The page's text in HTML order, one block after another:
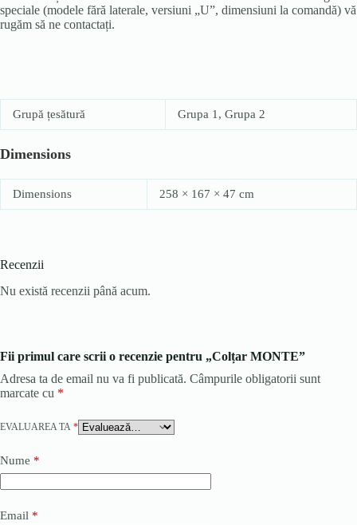
speciale (modele fără laterale, versiuni „U”, dimensiuni la comandă) vă
rugăm să ne contactați.
Grupă țesătură Grupa 1, Grupa 2
Dimensions
Dimensions 258 × 167 × 47 cm
Recenzii
Nu există recenzii până acum.
Fii primul care scrii o recenzie pentru „Colțar MONTE”
Adresa ta de email nu va fi publicată. Câmpurile obligatorii sunt
marcate cu *
EVALUAREA TA *
Nume *
Email *